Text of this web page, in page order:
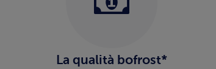
La qualità bofrost*